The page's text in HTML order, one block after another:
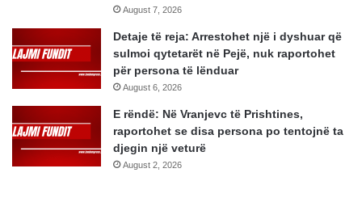
August 7, 2026
Detaje të reja: Arrestohet një i dyshuar që
sulmoi qytetarët në Pejë, nuk raportohet
për persona të lënduar
August 6, 2026
E rëndë: Në Vranjevc të Prishtines,
raportohet se disa persona po tentojnë ta
djegin një veturë
August 2, 2026